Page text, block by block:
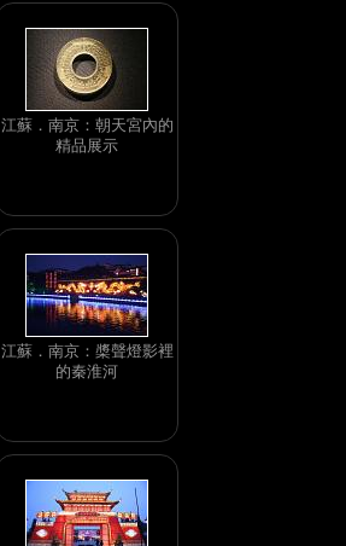
江蘇．南京：朝天宮內的
精品展示
江蘇．南京：槳聲燈影裡
的秦淮河